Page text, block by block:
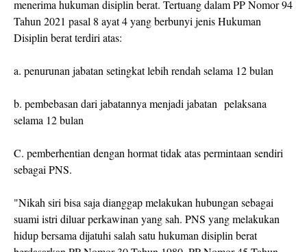
menerima hukuman disiplin berat. Tertuang dalam PP Nomor 94
Tahun 2021 pasal 8 ayat 4 yang berbunyi jenis Hukuman
Disiplin berat terdiri atas:
a. penurunan jabatan setingkat lebih rendah selama 12 bulan
b. pembebasan dari jabatannya menjadi jabatan pelaksana
selama 12 bulan
C. pemberhentian dengan hormat tidak atas permintaan sendiri
sebagai PNS.
"Nikah siri bisa saja dianggap melakukan hubungan sebagai
suami istri diluar perkawinan yang sah. PNS yang melakukan
hidup bersama dijatuhi salah satu hukuman disiplin berat